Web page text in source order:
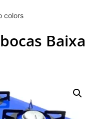
colors
Baixa